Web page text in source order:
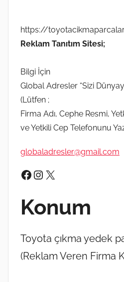
https://
Reklam Tanıtım Sitesi;
Bilgi İçin
Global Adresler “Sizi
(Lütfen ;
Firma Adı, Cephe Resmi,
ve Yetkili Cep Telefonunu
globaladresler@gmail.com
Facebook Instagram X
Konum
Toyota çıkma yedek
(Reklam Veren Firma